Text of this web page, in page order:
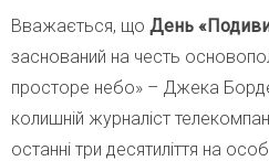
Вважається, що День
заснований на честь
просторе небо» – Джека
колишній журналіст
останні три десятиліття на